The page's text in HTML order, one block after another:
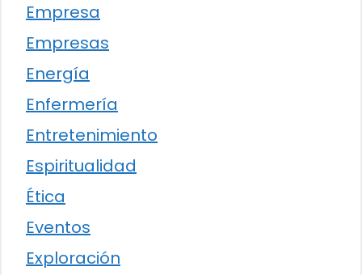
Empresa
Empresas
Energía
Enfermería
Entretenimiento
Espiritualidad
Ética
Eventos
Exploración